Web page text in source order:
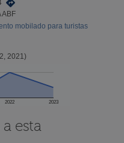
ABF
mobilado para turistas
2021)
2022 2023
esta